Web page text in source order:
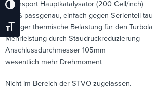
Umschalten Auf Hohe Kontraste
Schrift Vergrößern
Rennsport Hauptkatalysator (200 Cell/inch)
100% passgenau, einfach gegen Serienteil
weniger thermische Belastung für den
Mehrleistung durch Staudruckreduzierung
Anschlussdurchmesser 105mm
wesentlich mehr Drehmoment
Nicht im Bereich der STVO zugelassen.